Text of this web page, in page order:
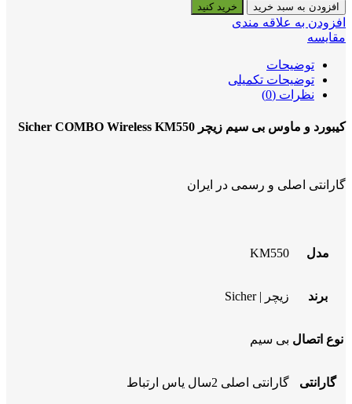
افزودن به سبد خرید خرید کنید
افزودن به علاقه مندی
مقایسه
توضیحات
توضیحات تکمیلی
نظرات (0)
کیبورد و ماوس بی سیم زیچر Sicher COMBO Wireless KM550
گارانتی اصلی و رسمی در ایران
مدل KM550
برند زیچر | Sicher
نوع اتصال بی سیم
گارانتی گارانتی اصلی 2سال یاس ارتباط